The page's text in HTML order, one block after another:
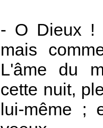
- O Dieux !
mais
L'âme du
cette nuit,
lui-même ;